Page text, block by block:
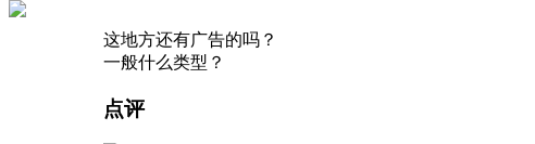
这地方还有广告的吗？
一般什么类型？
点评